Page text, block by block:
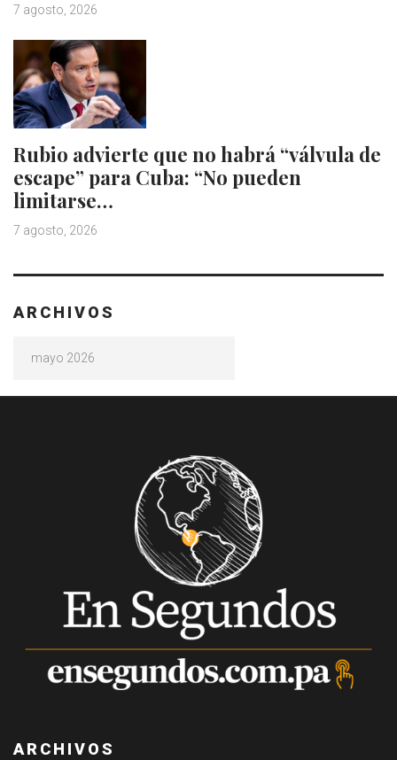
7 agosto, 2026
Rubio advierte que no habrá “válvula de
escape” para Cuba: “No pueden
limitarse…
7 agosto, 2026
ARCHIVOS
ARCHIVOS